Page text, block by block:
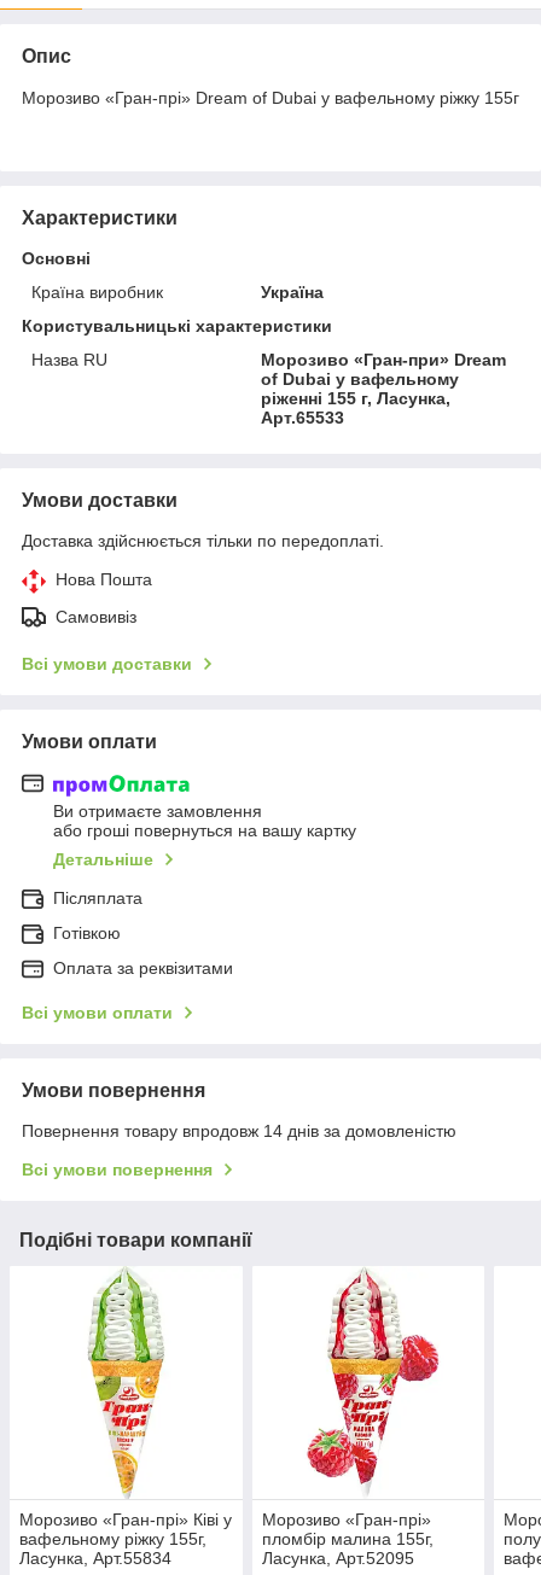
Опис
Морозиво «Гран-прі» Dream of Dubai у вафельному ріжку 155г
Характеристики
Основні
Країна виробник
Україна
Користувальницькі характеристики
Назва RU
Морозиво «Гран-при» Dream
of Dubai у вафельному
ріженні 155 г, Ласунка,
Арт.65533
Умови доставки
Доставка здійснюється тільки по передоплаті.
Нова Пошта
Самовивіз
Всі умови доставки
Умови оплати
Ви отримаєте замовлення
або гроші повернуться на вашу картку
Детальніше
Післяплата
Готівкою
Оплата за реквізитами
Всі умови оплати
Умови повернення
Повернення товару впродовж 14 днів за домовленістю
Всі умови повернення
Подібні товари компанії
Морозиво «Гран-прі» Ківі у
вафельному ріжку 155г,
Ласунка, Арт.55834
Морозиво «Гран-прі»
пломбір малина 155г,
Ласунка, Арт.52095